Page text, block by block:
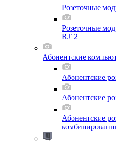
Розеточные
Розеточные
RJ12
Абонентские
Абонентские
Абонентские
Абонентские